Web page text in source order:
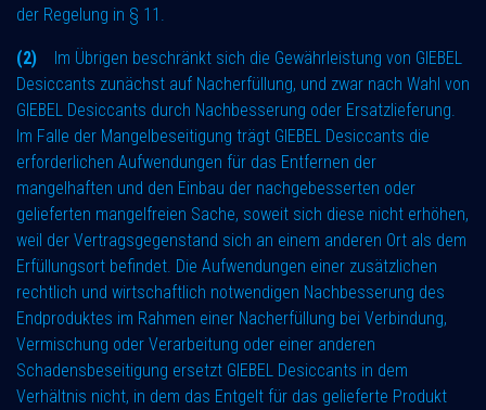
der Regelung in § 11.
(2) Im Übrigen beschränkt sich die Gewährleistung von GIEBEL
Desiccants zunächst auf Nacherfüllung, und zwar nach Wahl von
GIEBEL Desiccants durch Nachbesserung oder Ersatzlieferung.
Im Falle der Mangelbeseitigung trägt GIEBEL Desiccants die
erforderlichen Aufwendungen für das Entfernen der
mangelhaften und den Einbau der nachgebesserten oder
gelieferten mangelfreien Sache, soweit sich diese nicht erhöhen,
weil der Vertragsgegenstand sich an einem anderen Ort als dem
Erfüllungsort befindet. Die Aufwendungen einer zusätzlichen
rechtlich und wirtschaftlich notwendigen Nachbesserung des
Endproduktes im Rahmen einer Nacherfüllung bei Verbindung,
Vermischung oder Verarbeitung oder einer anderen
Schadensbeseitigung ersetzt GIEBEL Desiccants in dem
Verhältnis nicht, in dem das Entgelt für das gelieferte Produkt